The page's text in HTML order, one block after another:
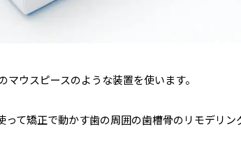
マウスピースのような装置を使います。
って矯正で動かす歯の周囲の歯槽骨のリモデリ